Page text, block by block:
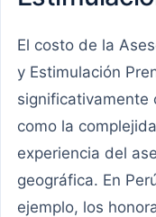
El costo de la
y Estimulación
significativamente
como la
experiencia del
geográfica. En
ejemplo, los